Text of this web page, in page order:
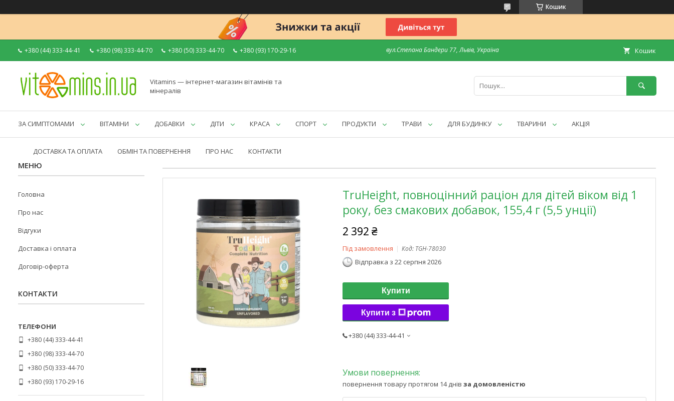
Кошик
+380 (44) 333-44-41 +380 (98) 333-44-70 +380 (50) 333-44-70 +380 (93) 170-29-16 вул.Степана Бандери 77, Львів, Україна Кошик
Vitamins — інтернет-магазин вітамінів та
мінералів
ЗА СИМПТОМАМИ ВІТАМІНИ ДОБАВКИ ДІТИ КРАСА СПОРТ ПРОДУКТИ ТРАВИ ДЛЯ БУДИНКУ ТВАРИНИ АКЦІЯ
ДОСТАВКА ТА ОПЛАТА ОБМІН ТА ПОВЕРНЕННЯ ПРО НАС КОНТАКТИ
TruHeight, повноцінний раціон для дітей віком від 1
року, без смакових добавок, 155,4 г (5,5 унції)
2 392 ₴
Під замовлення Код: TGH-78030
Відправка з 22 серпня 2026
Купити
Купити з
+380 (44) 333-44-41
повернення товару протягом 14 днів за домовленістю
Головна
Про нас
Відгуки
Доставка і оплата
Договір-оферта
КОНТАКТИ
+380 (44) 333-44-41
+380 (98) 333-44-70
+380 (50) 333-44-70
+380 (93) 170-29-16